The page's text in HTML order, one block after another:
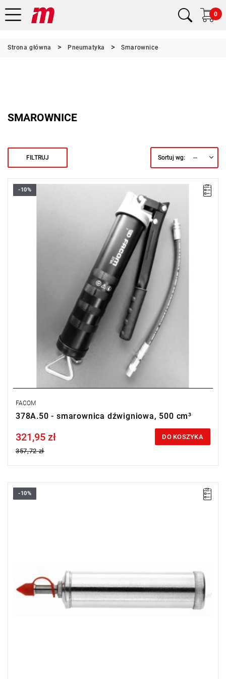
0
Strona główna Pneumatyka Smarownice
SMAROWNICE
FILTRUJ Sortuj wg: --
Długość: 397 mm bez rurki.
(Bezpłatna wymiana produktu bez ograniczenia
-10%
FACOM
378A.50 - smarownica dźwigniowa, 500 cm³
Price tax included
321,95 zł
357,72 zł
DO KOSZYKA
Pojemność: 125 cm³.
-10%